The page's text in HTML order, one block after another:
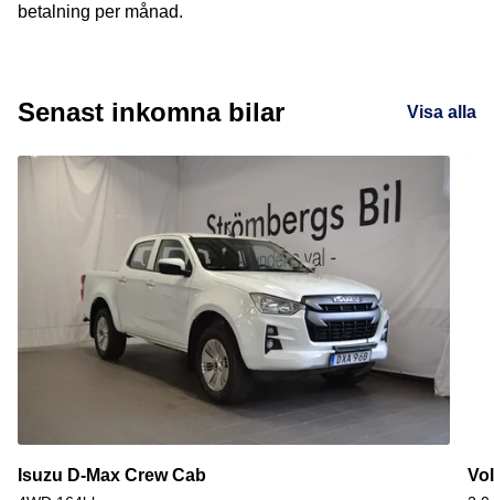
betalning per månad.
Senast inkomna bilar Visa alla
Isuzu D-Max Crew Cab